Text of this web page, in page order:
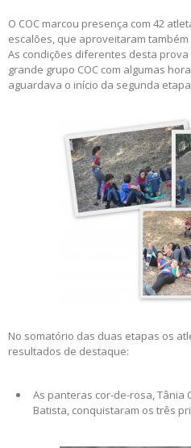
O COC marcou presença com 42
escalões, que aproveitaram
As condições diferentes desta
grande grupo COC com algumas
aguardava o início da segunda
No somatório das duas etapas os
resultados de destaque:
As panteras cor-de-rosa, Tânia
Batista, conquistaram os três